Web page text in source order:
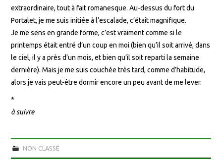
extraordinaire, tout à fait romanesque. Au-dessus du fort du
Portalet, je me suis initiée à l’escalade, c’était magnifique.
Je me sens en grande forme, c’est vraiment comme si le
printemps était entré d’un coup en moi (bien qu’il soit arrivé, dans
le ciel, il y a près d’un mois, et bien qu’il soit reparti la semaine
dernière). Mais je me suis couchée très tard, comme d’habitude,
alors je vais peut-être dormir encore un peu avant de me lever.
*
à suivre
NON CLASSÉ